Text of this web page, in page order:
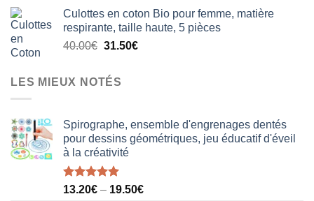
initial
était :
18.50€.
actuel
est :
12.20€.
Culottes en coton Bio pour femme, matière
respirante, taille haute, 5 pièces
40.00€ Le
initial
était :
31.50€Le
LES MIEUX NOTÉS
Spirographe, ensemble d'engrenages dentés
pour dessins géométriques, jeu éducatif d'éveil
à la créativité
Note5.00
13.20€ – 19.50€